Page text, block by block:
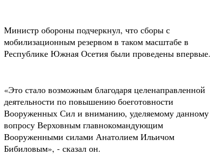
Министр обороны подчеркнул, что сборы с
мобилизационным резервом в таком масштабе в
Республике Южная Осетия были проведены впервые.
«Это стало возможным благодаря целенаправленной
деятельности по повышению боеготовности
Вооруженных Сил и вниманию, уделяемому данному
вопросу Верховным главнокомандующим
Вооруженными силами Анатолием Ильичом
Бибиловым», - сказал он.